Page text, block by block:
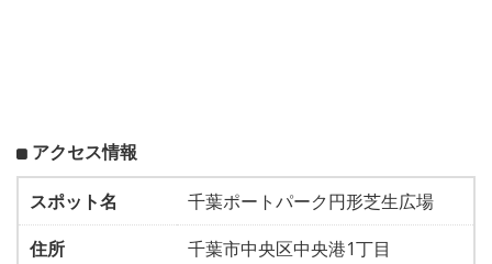
アクセス情報
スポット名
千葉ポートパーク円形芝生広場
住所
千葉市中央区中央港1丁目